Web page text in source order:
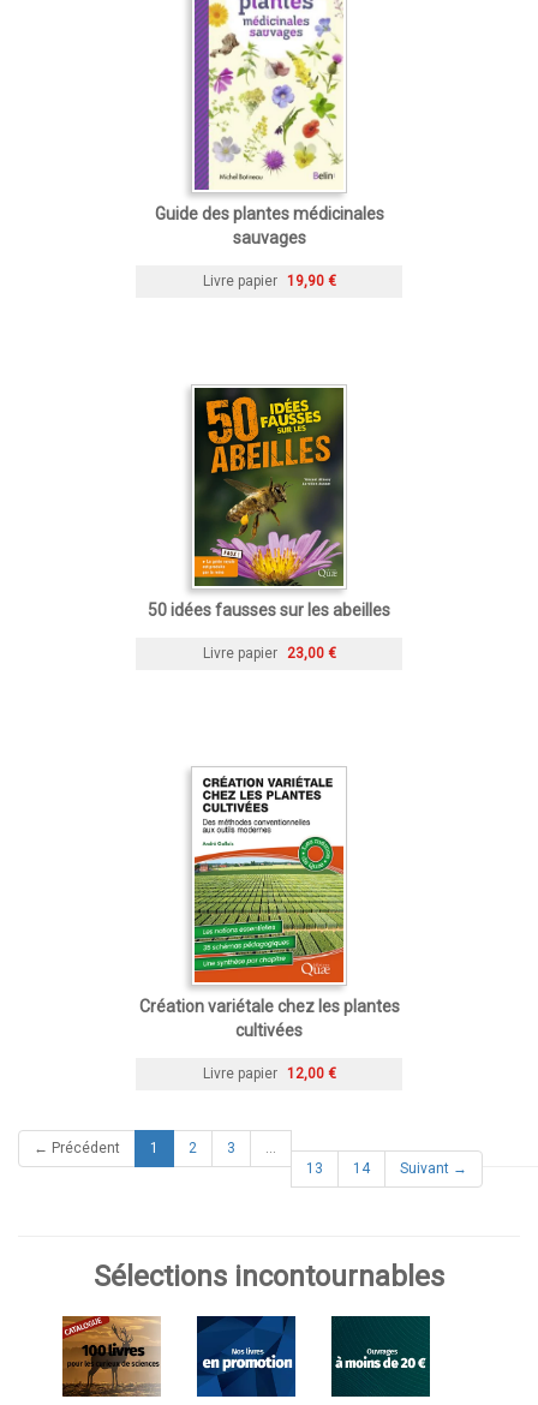
Guide des plantes médicinales
sauvages
Livre papier 19,90 €
50 idées fausses sur les abeilles
Livre papier 23,00 €
Création variétale chez les plantes
cultivées
Livre papier 12,00 €
← Précédent 1 (current)
2 3
…
13
14 Suivant →
Sélections incontournables